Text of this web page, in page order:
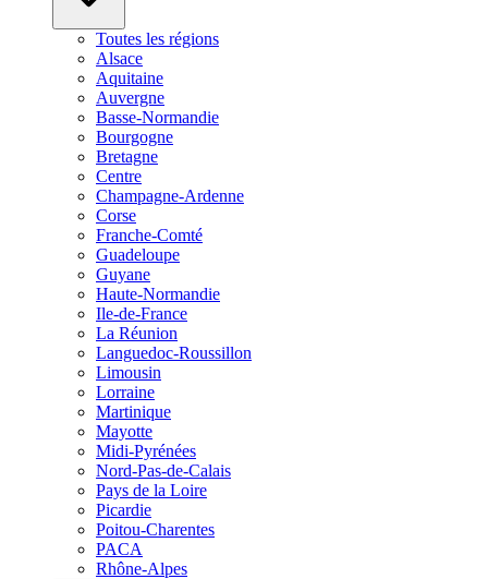
Toutes les régions
Alsace
Aquitaine
Auvergne
Basse-Normandie
Bourgogne
Bretagne
Centre
Champagne-Ardenne
Corse
Franche-Comté
Guadeloupe
Guyane
Haute-Normandie
Ile-de-France
La Réunion
Languedoc-Roussillon
Limousin
Lorraine
Martinique
Mayotte
Midi-Pyrénées
Nord-Pas-de-Calais
Pays de la Loire
Picardie
Poitou-Charentes
PACA
Rhône-Alpes